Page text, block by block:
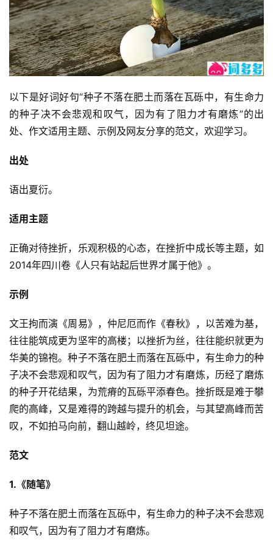
以下是好词好句“种子不落在肥土而落在瓦砾中，有生命力
的种子决不会悲观和叹气，因为有了阻力才有磨炼”的出
处、作文适用主题、示例及网友分享的范文，欢迎学习。
出处
语出夏衍。
适用主题
正确对待挫折，乐观积极的心态，在挫折中成长等主题，如
2014年四川卷《人只有站起后世界才属于他》。
示例
文王拘而演《周易》，仲尼厄而作《春秋》，以苦难为基，
往往能筑成更为坚牢的高楼；以挫折为丝，往往能织就更为
华美的锦袍。种子不落在肥土而落在瓦砾中，有生命力的种
子决不会悲观和叹气，因为有了阻力才有磨炼，历经了磨炼
的种子开花结果，为荒瘠的瓦砾平添春色。挫折既是难于攀
爬的高峰，又是难得的跨越与提升的机会，与其望高峰而苦
叹，不如拍马向前，翻山越岭，终见坦途。
范文
1.《随笔》
种子不落在肥土而落在瓦砾中，有生命力的种子决不会悲观
和叹气，因为有了阻力才有磨炼。